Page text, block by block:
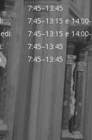
7:45–13:45
7:45–13:15 e
7:45–13:15 e
7:45–13:45
7:45–13:45